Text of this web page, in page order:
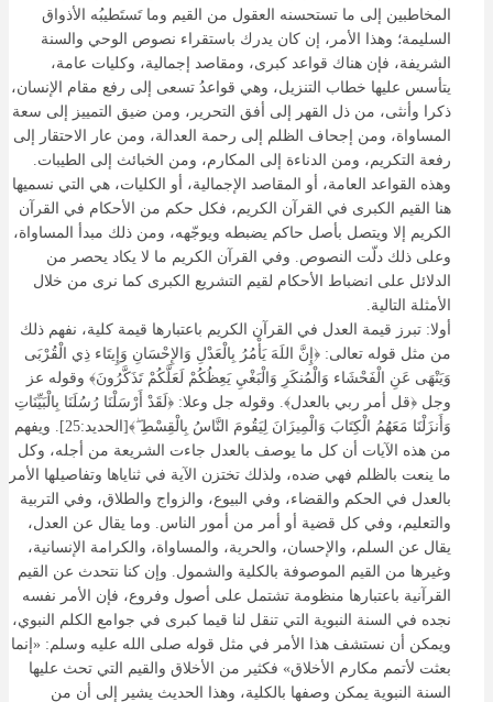
المخاطبين إلى ما تستحسنه العقول من القيم وما تَستَطيبُه الأذواق
السليمة؛ وهذا الأمر، إن كان يدرك باستقراء نصوص الوحي والسنة
الشريفة، فإن هناك قواعد كبرى، ومقاصد إجمالية، وكليات عامة،
يتأسس عليها خطاب التنزيل، وهي قواعدُ تسعى إلى رفع مقام الإنسان،
ذكرا وأنثى، من ذل القهر إلى أفق التحرير، ومن ضيق التمييز إلى سعة
المساواة، ومن إجحاف الظلم إلى رحمة العدالة، ومن عار الاحتقار إلى
رفعة التكريم، ومن الدناءة إلى المكارم، ومن الخبائث إلى الطيبات.
وهذه القواعد العامة، أو المقاصد الإجمالية، أو الكليات، هي التي نسميها
هنا القيم الكبرى في القرآن الكريم، فكل حكم من الأحكام في القرآن
الكريم إلا ويتصل بأصل حاكم يضبطه ويوجّهه، ومن ذلك مبدأ المساواة،
وعلى ذلك دلّت النصوص. وفي القرآن الكريم ما لا يكاد يحصر من
الدلائل على انضباط الأحكام لقيم التشريع الكبرى كما نرى من خلال
الأمثلة التالية.
أولا: تبرز قيمة العدل في القرآن الكريم باعتبارها قيمة كلية، نفهم ذلك
من مثل قوله تعالى: ﴿إِنَّ اللَهَ يَأْمُرُ بِالْعَدْلِ وَالإِحْسَانِ وَإِيتَاء ذِي الْقُرْبَى
وَيَنْهَى عَنِ الْفَحْشَاء وَالْمُنكَرِ وَالْبَغْيِ يَعِظُكُمْ لَعَلَّكُمْ تَذَكَّرُونَ﴾ وقوله عز
وجل ﴿قل أمر ربي بالعدل﴾. وقوله جل وعلا: ﴿لَقَدْ أَرْسَلْنَا رُسُلَنَا بِالْبَيِّنَاتِ
وَأَنزَلْنَا مَعَهُمُ الْكِتَابَ وَالْمِيزَانَ لِيَقُومَ النَّاسُ بِالْقِسْطِ ۖ﴾[الحديد:25]. ويفهم
من هذه الآيات أن كل ما يوصف بالعدل جاءت الشريعة من أجله، وكل
ما ينعت بالظلم فهي ضده، ولذلك تختزن الآية في ثناياها وتفاصيلها الأمر
بالعدل في الحكم والقضاء، وفي البيوع، والزواج والطلاق، وفي التربية
والتعليم، وفي كل قضية أو أمر من أمور الناس. وما يقال عن العدل،
يقال عن السلم، والإحسان، والحرية، والمساواة، والكرامة الإنسانية،
وغيرها من القيم الموصوفة بالكلية والشمول. وإن كنا نتحدث عن القيم
القرآنية باعتبارها منظومة تشتمل على أصول وفروع، فإن الأمر نفسه
نجده في السنة النبوية التي تنقل لنا قيما كبرى في جوامع الكلم النبوي،
ويمكن أن نستشف هذا الأمر في مثل قوله صلى الله عليه وسلم: «إنما
بعثت لأتمم مكارم الأخلاق» فكثير من الأخلاق والقيم التي تحث عليها
السنة النبوية يمكن وصفها بالكلية، وهذا الحديث يشير إلى أن من